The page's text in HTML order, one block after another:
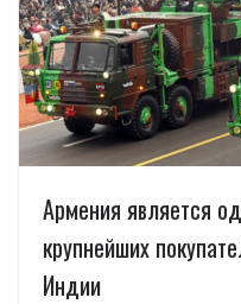
Армения является
крупнейших
Индии